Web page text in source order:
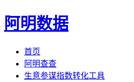
阿明数据
首页
阿明查查
生意参谋指数转化工具